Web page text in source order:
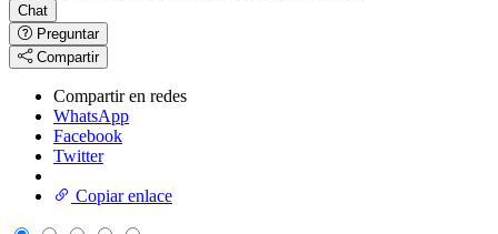
Chat
Preguntar
Compartir
Compartir en redes
WhatsApp
Facebook
Twitter
Copiar enlace